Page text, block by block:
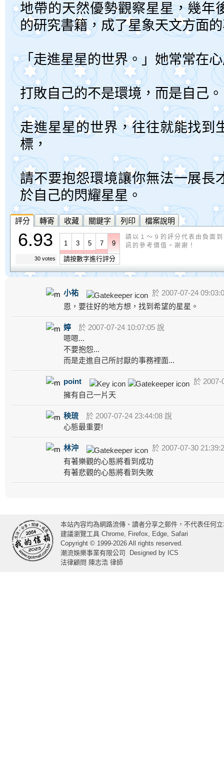
地帶的天然優勢觀察星星，幾年
的研究書籍，成了星象天文方面
「走進星星的世界。」她常常在
打敗自己的不是環境，而是自己。
走進星星的世界，往往就能找到
標，
請不要抱怨環境讓你無法一展長
於自己的閃耀星星。
評分 轉寄 收藏 關鍵字 列印 檔案說明
6.93
30 votes
1 3 5 7 9
請按數字進行評分
請以１～９的評分代表由負面
訊的參考價值。謝謝！
小祐
於 2007-07-24
恩，要往好的地方想，找到希望的星星。
婷
於 2007-07-24 10:07:05 說
嗯嗯...
不要抱怨...
而是走進自己所討厭的事務裡面...
point
於 2007-
擁有自己一片天
秧琉
於 2007-07-24 23:44:08 說
心態最重要!
林沖
於 2007-07-30
有著樂觀的心態將看到成功
有著悲觀的心態將看到失敗
本站內容均為網路流傳、讀者分享之郵件，不代表任何
建議瀏覽工具 Chrome, Firefox, Edge, Safari
Copyright © 1999-2026 All rights reserved.
潮流娛樂事業有限公司
Designed by ICS
法律顧問 陳志浩 律師